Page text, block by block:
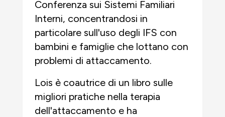
Conferenza sui Sistemi Familiari
Interni, concentrandosi in
particolare sull'uso degli IFS con
bambini e famiglie che lottano con
problemi di attaccamento.
Lois è coautrice di un libro sulle
migliori pratiche nella terapia
dell'attaccamento e ha